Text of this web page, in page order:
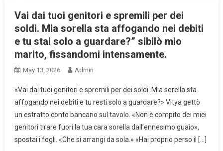
Vai dai tuoi genitori e spremili per dei
soldi. Mia sorella sta affogando nei debiti
e tu stai solo a guardare?” sibilò mio
marito, fissandomi intensamente.
May 13, 2026 Admin
«Vai dai tuoi genitori e spremili per dei soldi. Mia sorella sta
affogando nei debiti e tu resti solo a guardare?» Vitya gettò
un estratto conto bancario sul tavolo. «Non è compito dei miei
genitori tirare fuori la tua cara sorella dall’ennesimo guaio»,
spostai i fogli. «Che si arrangi da sola.» «Hai proprio perso il […]